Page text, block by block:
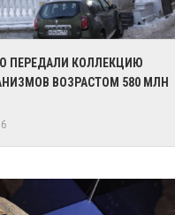
ПЕРЕДАЛИ КОЛЛЕКЦИЮ
ВОЗРАСТОМ 580 МЛН